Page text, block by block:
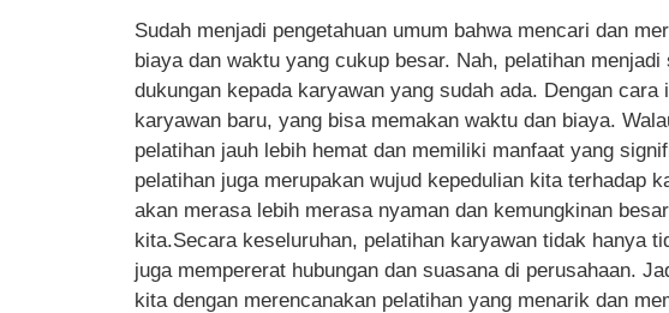
Sudah menjadi pengetahuan umum bahwa mencari dan
biaya dan waktu yang cukup besar. Nah, pelatihan
dukungan kepada karyawan yang sudah ada. Dengan
karyawan baru, yang bisa memakan waktu dan biaya.
pelatihan jauh lebih hemat dan memiliki manfaat yang
pelatihan juga merupakan wujud kepedulian kita terhadap
akan merasa lebih merasa nyaman dan kemungkinan
kita.Secara keseluruhan, pelatihan karyawan tidak hanya
juga mempererat hubungan dan suasana di perusahaan.
kita dengan merencanakan pelatihan yang menarik dan